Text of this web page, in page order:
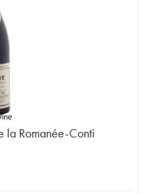
la Romanée-Conti